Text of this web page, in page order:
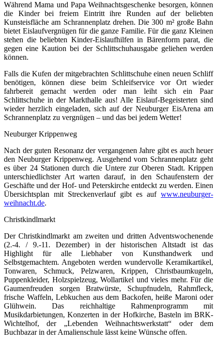
Während Mama und Papa Weihnachtsgeschenke besorgen, können
die Kinder bei freiem Eintritt ihre Runden auf der beliebten
Kunsteisfläche am Schrannenplatz drehen. Die 300 m² große Bahn
bietet Eislaufvergnügen für die ganze Familie. Für die ganz Kleinen
stehen die beliebten Kinder-Eislaufhilfen in Bärenform parat, die
gegen eine Kaution bei der Schlittschuhausgabe geliehen werden
können.
Falls die Kufen der mitgebrachten Schlittschuhe einen neuen Schliff
benötigen, können diese beim Schleifservice vor Ort wieder
fahrbereit gemacht werden oder man leiht sich ein Paar
Schlittschuhe in der Markthalle aus! Alle Eislauf-Begeisterten sind
wieder herzlich eingeladen, sich auf der Neuburger EisArena am
Schrannenplatz zu vergnügen – und das bei jedem Wetter!
Neuburger Krippenweg
Nach der guten Resonanz der vergangenen Jahre gibt es auch heuer
den Neuburger Krippenweg. Ausgehend vom Schrannenplatz geht
es über 24 Stationen durch die Untere zur Oberen Stadt. Krippen
unterschiedlichster Art warten darauf, in den Schaufenstern der
Geschäfte und der Hof- und Peterskirche entdeckt zu werden. Einen
Übersichtsplan mit Streckenverlauf gibt es auf www.neuburger-
weihnacht.de.
Christkindlmarkt
Der Christkindlmarkt am zweiten und dritten Adventswochenende
(2.-4. / 9.-11. Dezember) in der historischen Altstadt ist das
Highlight für alle Liebhaber von Kunsthandwerk und
Selbstgemachtem. Angeboten werden wundervolle Keramikartikel,
Tonwaren, Schmuck, Pelzwaren, Krippen, Christbaumkugeln,
Puppenkleider, Holzspielzeug, Wollartikel und vieles mehr. Für die
Gaumenfreuden sorgen Bratwürste, Schupfnudeln, Rahmfleck,
frische Waffeln, Lebkuchen aus dem Backofen, heiße Maroni oder
Glühwein. Das reichhaltige Rahmenprogramm mit
Musikdarbietungen, Konzerten in der Hofkirche, Basteln im BRK-
Wichtelhof, der „Lebenden Weihnachtswerkstatt“ oder dem
Buchbazar in der Amalienschule lässt keine Wünsche offen.